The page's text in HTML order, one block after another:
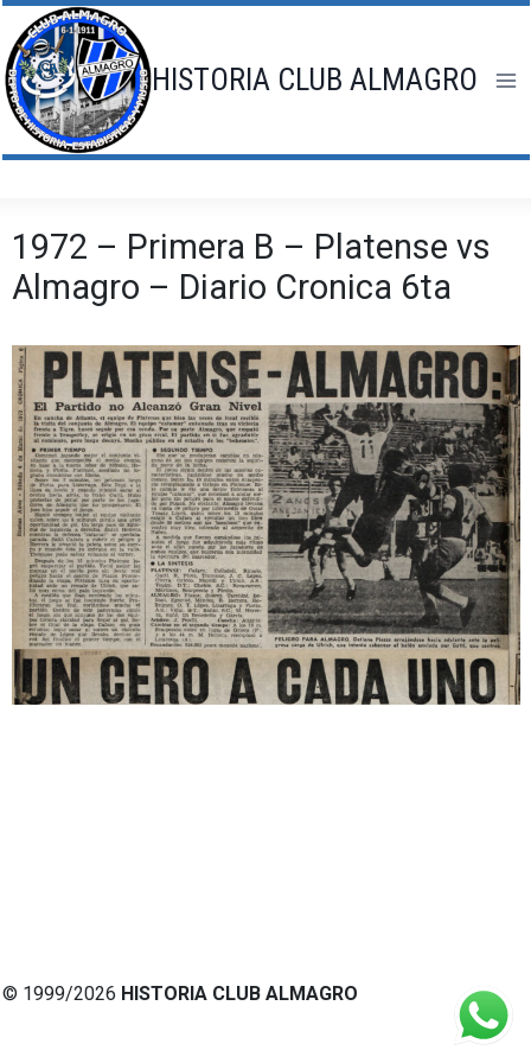
Saltar
al
contenido
HISTORIA CLUB ALMAGRO
1972 – Primera B – Platense vs
Almagro – Diario Cronica 6ta
© 1999/2026 HISTORIA CLUB ALMAGRO